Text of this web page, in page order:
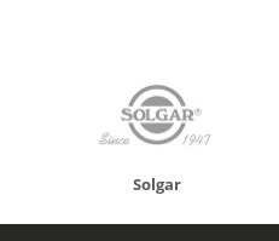
Solgar